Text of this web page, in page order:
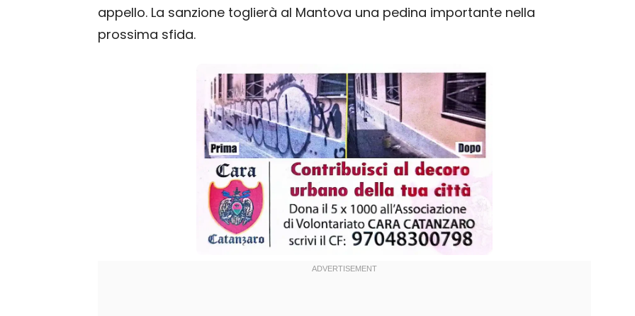
appello. La sanzione toglierà al Mantova una pedina importante nella
prossima sfida.